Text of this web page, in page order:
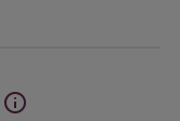
Visa
info